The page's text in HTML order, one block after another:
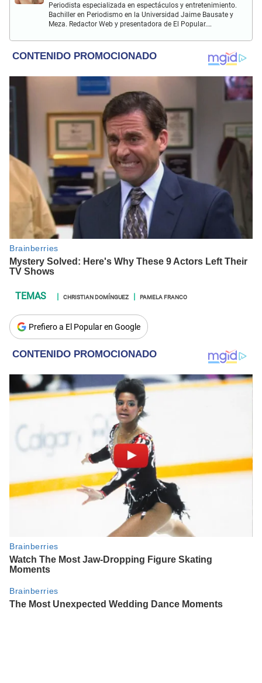
Periodista especializada en espectáculos y entretenimiento.
Bachiller en Periodismo en la Universidad Jaime Bausate y
Meza. Redactor Web y presentadora de El Popular.
y espectáculos internacional.
CHRISTIAN DOMÍNGUEZ PAMELA FRANCO
Prefiero a El Popular en Google